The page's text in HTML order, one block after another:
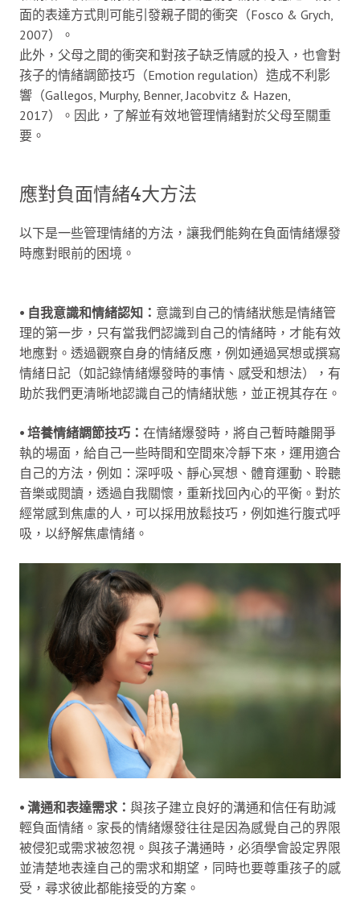
面的表達方式則可能引發親子間的衝突（Fosco & Grych,
2007）。
此外，父母之間的衝突和對孩子缺乏情感的投入，也會對
孩子的情緒調節技巧（Emotion regulation）造成不利影
響（Gallegos, Murphy, Benner, Jacobvitz & Hazen,
2017）。因此，了解並有效地管理情緒對於父母至關重
要。
應對負面情緒4大方法
以下是一些管理情緒的方法，讓我們能夠在負面情緒爆發
時應對眼前的困境。
⦁ 自我意識和情緒認知： 意識到自己的情緒狀態是情緒管
理的第一步，只有當我們認識到自己的情緒時，才能有效
地應對。透過觀察自身的情緒反應，例如通過冥想或撰寫
情緒日記（如記錄情緒爆發時的事情、感受和想法），有
助於我們更清晰地認識自己的情緒狀態，並正視其存在。
⦁ 培養情緒調節技巧： 在情緒爆發時，將自己暫時離開爭
執的場面，給自己一些時間和空間來冷靜下來，運用適合
自己的方法，例如：深呼吸、靜心冥想、體育運動、聆聽
音樂或閱讀，透過自我關懷，重新找回內心的平衡。對於
經常感到焦慮的人，可以採用放鬆技巧，例如進行腹式呼
吸，以紓解焦慮情緒。
⦁ 溝通和表達需求： 與孩子建立良好的溝通和信任有助減
輕負面情緒。家長的情緒爆發往往是因為感覺自己的界限
被侵犯或需求被忽視。與孩子溝通時，必須學會設定界限
並清楚地表達自己的需求和期望，同時也要尊重孩子的感
受，尋求彼此都能接受的方案。